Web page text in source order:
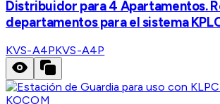
Distribuidor para 4 Apartamentos.
departamentos para el sistema
KVS-A4PKVS-A4P
KOCOM